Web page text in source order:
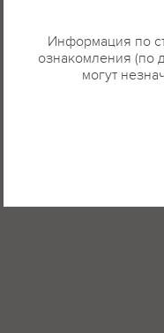
Информация по
ознакомления (по
могут